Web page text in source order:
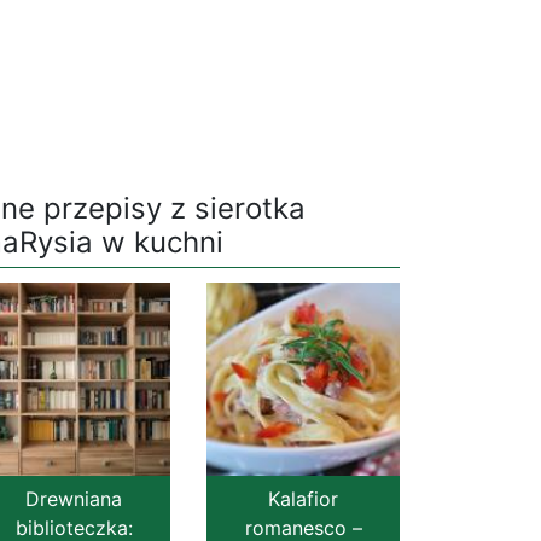
przepisy z sierotka
w kuchni
Drewniana
biblioteczka:
Kalafior
romanesco –